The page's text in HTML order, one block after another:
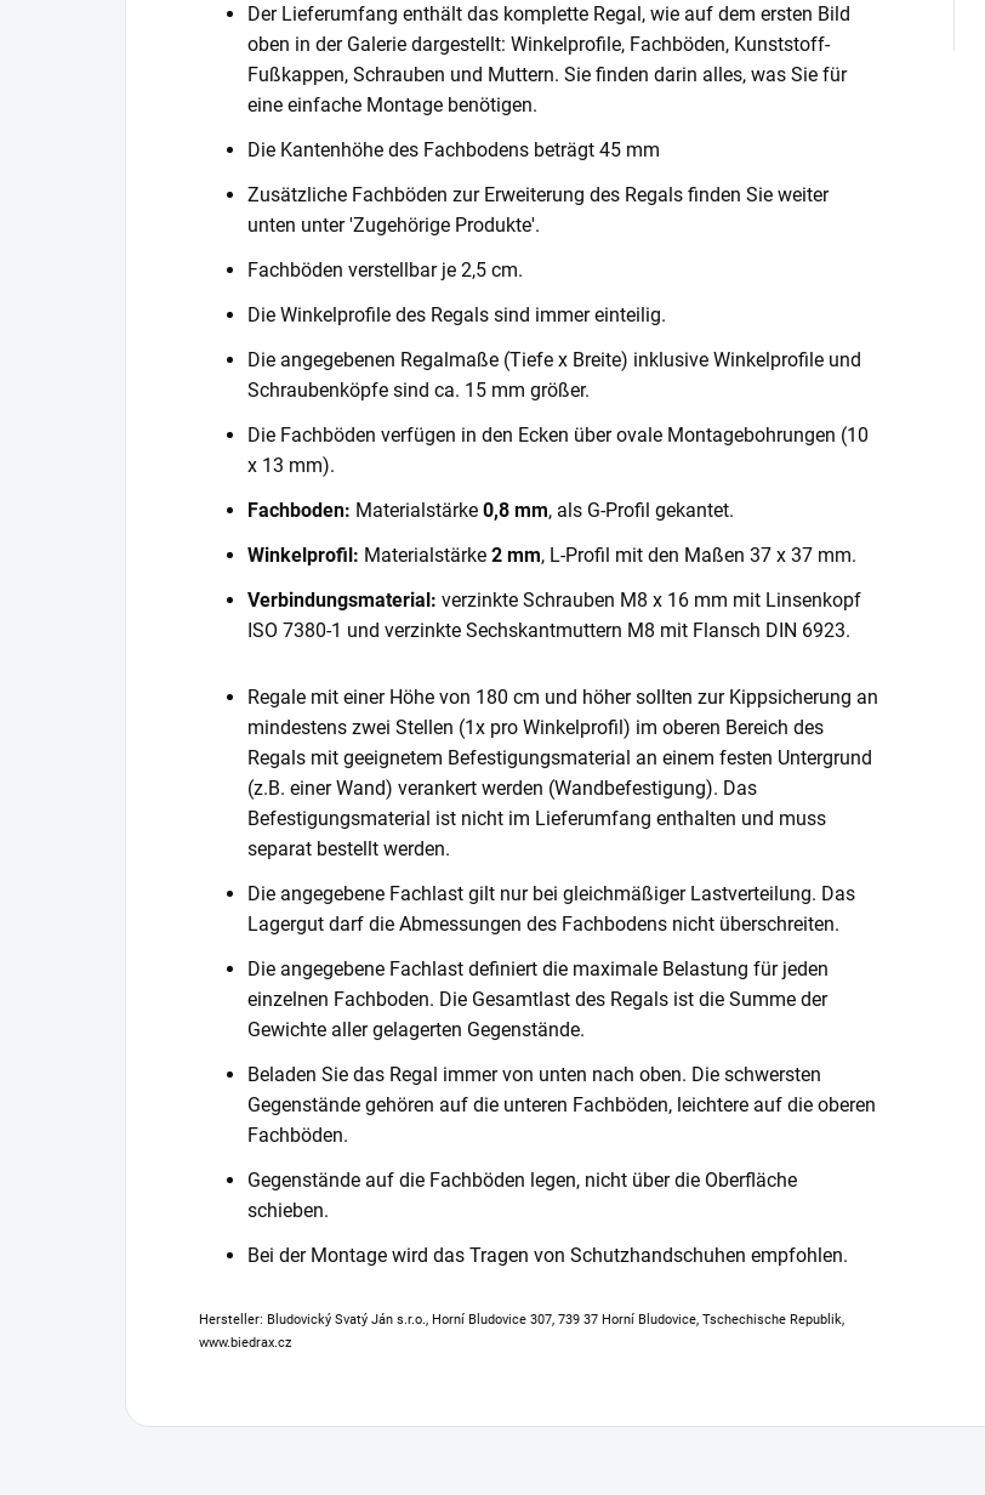
Der Lieferumfang enthält das komplette Regal, wie auf dem ersten Bild
oben in der Galerie dargestellt: Winkelprofile, Fachböden, Kunststoff-
Fußkappen, Schrauben und Muttern. Sie finden darin alles, was Sie für
eine einfache Montage benötigen.
Die Kantenhöhe des Fachbodens beträgt 45 mm
Zusätzliche Fachböden zur Erweiterung des Regals finden Sie weiter
unten unter 'Zugehörige Produkte'.
Fachböden verstellbar je 2,5 cm.
Die Winkelprofile des Regals sind immer einteilig.
Die angegebenen Regalmaße (Tiefe x Breite) inklusive Winkelprofile und
Schraubenköpfe sind ca. 15 mm größer.
Die Fachböden verfügen in den Ecken über ovale Montagebohrungen (10
x 13 mm).
Fachboden: Materialstärke 0,8 mm, als G-Profil gekantet.
Winkelprofil: Materialstärke 2 mm, L-Profil mit den Maßen 37 x 37 mm.
Verbindungsmaterial: verzinkte Schrauben M8 x 16 mm mit Linsenkopf
ISO 7380-1 und verzinkte Sechskantmuttern M8 mit Flansch DIN 6923.
Regale mit einer Höhe von 180 cm und höher sollten zur Kippsicherung an
mindestens zwei Stellen (1x pro Winkelprofil) im oberen Bereich des
Regals mit geeignetem Befestigungsmaterial an einem festen Untergrund
(z.B. einer Wand) verankert werden (Wandbefestigung). Das
Befestigungsmaterial ist nicht im Lieferumfang enthalten und muss
separat bestellt werden.
Die angegebene Fachlast gilt nur bei gleichmäßiger Lastverteilung. Das
Lagergut darf die Abmessungen des Fachbodens nicht überschreiten.
Die angegebene Fachlast definiert die maximale Belastung für jeden
einzelnen Fachboden. Die Gesamtlast des Regals ist die Summe der
Gewichte aller gelagerten Gegenstände.
Beladen Sie das Regal immer von unten nach oben. Die schwersten
Gegenstände gehören auf die unteren Fachböden, leichtere auf die oberen
Fachböden.
Gegenstände auf die Fachböden legen, nicht über die Oberfläche
schieben.
Bei der Montage wird das Tragen von Schutzhandschuhen empfohlen.
Hersteller: Bludovický Svatý Ján s.r.o., Horní Bludovice 307, 739 37 Horní Bludovice, Tschechische Republik,
www.biedrax.cz